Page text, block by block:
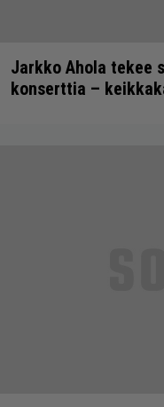
Jarkko Ahola tekee
konserttia –